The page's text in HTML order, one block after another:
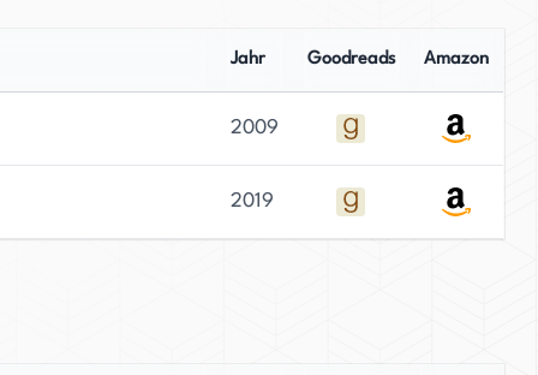
Jahr Goodreads Amazon
2009
2019